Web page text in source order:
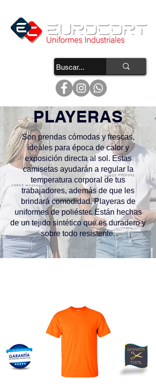
PLAYERAS
Son prendas cómodas y frescas,
ideales para época de calor y
exposición directa al sol. Estas
camisetas ayudarán a regular la
temperatura corporal de tus
trabajadores, además de que les
brindará comodidad. Playeras de
uniformes de poliéster. Están hechas
de un tejido sintético que es duradero y
sobre todo resistente.